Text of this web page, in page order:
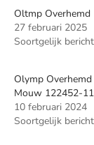
Oltmp
27 februari 2025
Soortgelijk bericht
Olymp
Mouw 122452-11
10 februari 2024
Soortgelijk bericht